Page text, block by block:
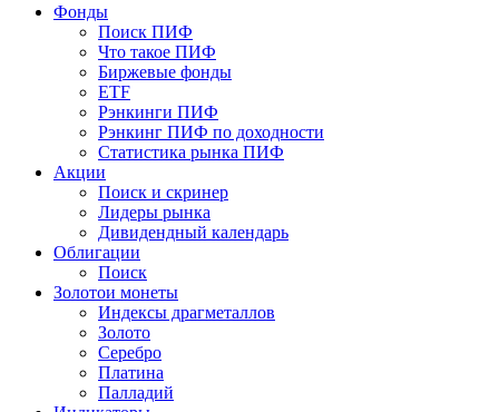
Фонды
Поиск ПИФ
Что такое ПИФ
Биржевые фонды
ETF
Рэнкинги ПИФ
Рэнкинг ПИФ по доходности
Статистика рынка ПИФ
Акции
Поиск и скринер
Лидеры рынка
Дивидендный календарь
Облигации
Поиск
Золотои монеты
Индексы драгметаллов
Золото
Серебро
Платина
Палладий